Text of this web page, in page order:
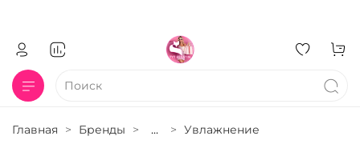
Главная Бренды ... Увлажнение